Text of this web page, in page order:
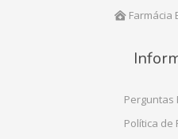
Farmácia
Perguntas
Política de